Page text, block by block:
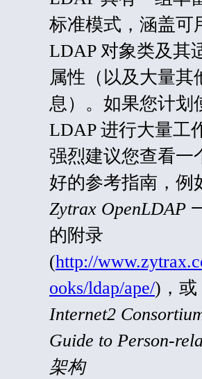
标准模式，涵盖可
LDAP 对象类及其
属性（以及大量其
息）。如果您计划
LDAP 进行大量工
强烈建议您查看一
好的参考指南，例
Zytrax OpenLDAP
的附录
(http://
ooks/ldap/ape/)，或
Internet2
Guide to Person-
架构